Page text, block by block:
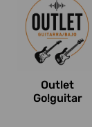
Outlet
Go!guitar